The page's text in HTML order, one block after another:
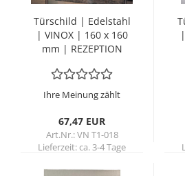
Tür­schild | Edel­stahl
| VINOX | 160 x 160
mm | RE­ZEP­TI­ON
Ihre Meinung zählt
67,47 EUR
Art.Nr.: VN T1-018
Lieferzeit:ca. 3-4 Tage